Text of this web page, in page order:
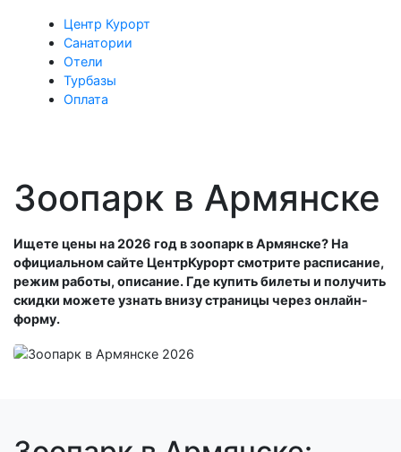
Центр Курорт
Санатории
Отели
Турбазы
Оплата
Зоопарк в Армянске
Ищете цены на 2026 год в зоопарк в Армянске? На
официальном сайте ЦентрКурорт смотрите расписание,
режим работы, описание. Где купить билеты и получить
скидки можете узнать внизу страницы через онлайн-
форму.